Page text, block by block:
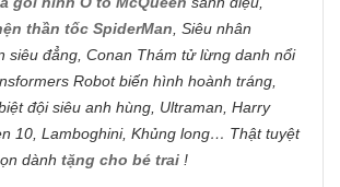
thần tốc SpiderMan, Siêu nhân
siêu đẳng, Conan Thám tử lừng danh nổi
Robot biến hình hoành tráng,
đội siêu anh hùng, Ultraman, Harry
10, Lamboghini, Khủng long… Thật tuyệt
dành tặng cho bé trai !